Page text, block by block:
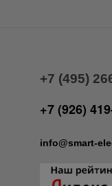
+7 (495)
+7 (926)
info@smart-